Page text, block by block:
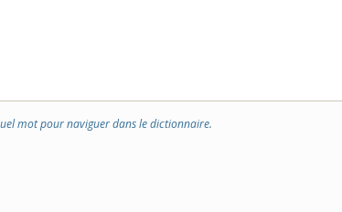
mot pour naviguer dans le dictionnaire.